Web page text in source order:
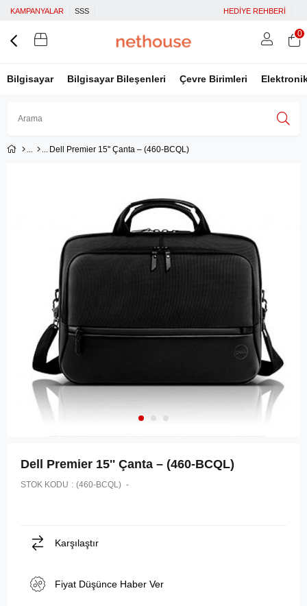
KAMPANYALAR SSS HEDİYE REHBERİ
Bilgisayar Bilgisayar Bileşenleri Çevre Birimleri
Üye Ol Facebook İle Bağlan
0
Dell Premier 15'' Çanta – (460-BCQL)
Dell Premier 15'' Çanta – (460-BCQL)
STOK KODU (460-BCQL)
Karşılaştır
Fiyat Düşünce Haber Ver